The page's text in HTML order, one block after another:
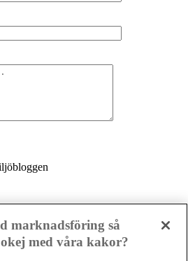
marknadsföring så
med våra kakor?